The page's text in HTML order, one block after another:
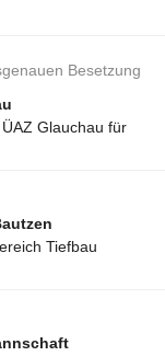
Besetzung
Glauchau für
Tiefbau